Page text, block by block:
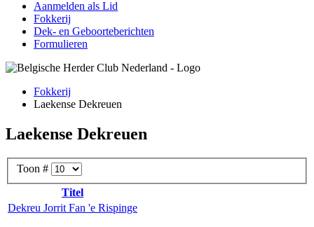
Aanmelden als Lid
Fokkerij
Dek- en Geboorteberichten
Formulieren
Fokkerij
Laekense Dekreuen
Laekense Dekreuen
Toon #
Titel
Dekreu Jorrit Fan 'e Rispinge